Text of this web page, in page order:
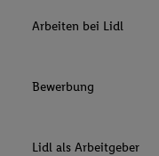
Arbeiten bei Lidl
Bewerbung
Lidl als Arbeitgeber